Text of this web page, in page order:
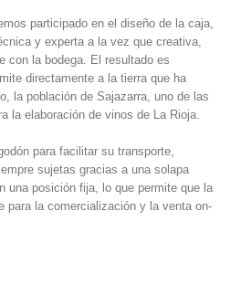
participado en el diseño de la caja,
y experta a la vez que creativa,
con la bodega. El resultado es
directamente a la tierra que ha
la población de Sajazarra, uno de las
la elaboración de vinos de La Rioja.
para facilitar su transporte,
sujetas gracias a una solapa
una posición fija, lo que permite que la
para la comercialización y la venta on-